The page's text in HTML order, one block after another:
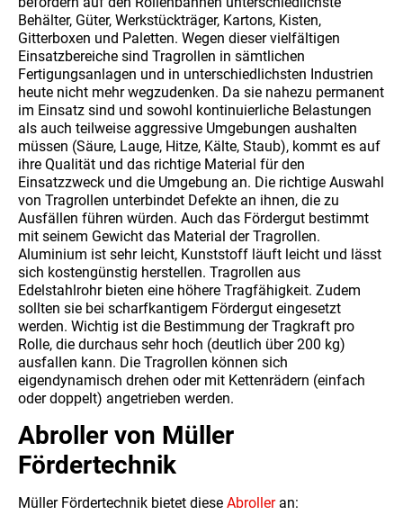
Behälter, Güter, Werkstückträger, Kartons, Kisten,
Gitterboxen und Paletten. Wegen dieser vielfältigen
Einsatzbereiche sind Tragrollen in sämtlichen
Fertigungsanlagen und in unterschiedlichsten Industrien
heute nicht mehr wegzudenken. Da sie nahezu permanent
im Einsatz sind und sowohl kontinuierliche Belastungen
als auch teilweise aggressive Umgebungen aushalten
müssen (Säure, Lauge, Hitze, Kälte, Staub), kommt es auf
ihre Qualität und das richtige Material für den
Einsatzzweck und die Umgebung an. Die richtige Auswahl
von Tragrollen unterbindet Defekte an ihnen, die zu
Ausfällen führen würden. Auch das Fördergut bestimmt
mit seinem Gewicht das Material der Tragrollen.
Aluminium ist sehr leicht, Kunststoff läuft leicht und lässt
sich kostengünstig herstellen. Tragrollen aus
Edelstahlrohr bieten eine höhere Tragfähigkeit. Zudem
sollten sie bei scharfkantigem Fördergut eingesetzt
werden. Wichtig ist die Bestimmung der Tragkraft pro
Rolle, die durchaus sehr hoch (deutlich über 200 kg)
ausfallen kann. Die Tragrollen können sich
eigendynamisch drehen oder mit Kettenrädern (einfach
oder doppelt) angetrieben werden.
Abroller von Müller
Fördertechnik
Müller Fördertechnik bietet diese Abrolleran: